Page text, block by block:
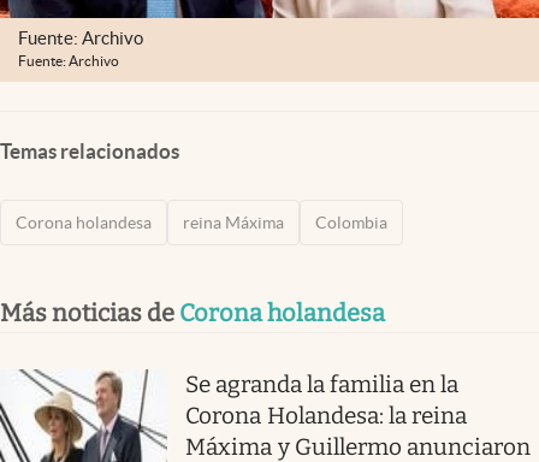
Fuente: Archivo
Fuente: Archivo
Temas relacionados
Corona holandesa reina Máxima Colombia
Más noticias de Corona holandesa
Se agranda la familia en la
Corona Holandesa: la reina
Máxima y Guillermo anunciaron